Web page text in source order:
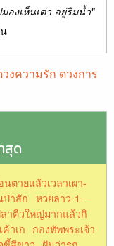
องเห็นเต่า อยู่ริมน้ำ"
งความรัก ดวงการ
สุด
นตายแล้วเวลาเผา-
ป่าสัก หวยลาว-1-
าตีวใหญ่มากแล้วกิ
าเก กองทัพพระเจ้า